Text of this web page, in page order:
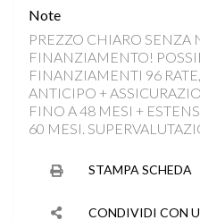
DISATTIVAZIONE
FARI
Note
PREZZO CHIARO SENZA
FINANZIAMENTO!
FINANZIAMENTI 96
ANTICIPO +
FINO A 48 MESI +
60 MESI.
STAMPA SCHEDA
CONDIVIDI CON